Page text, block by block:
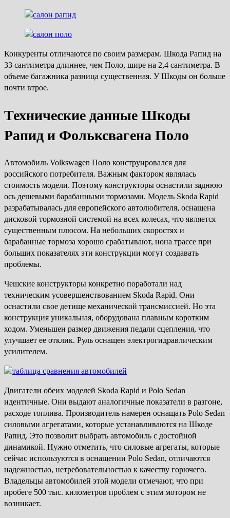
Конкуренты отличаются по своим размерам. Шкода Рапид на
33 сантиметра длиннее, чем Поло, шире на 2,4 сантиметра. В
объеме багажника разница существенная. У Шкоды он больше
почти втрое.
Технические данные Шкоды
Рапид и Фольксвагена Поло
Автомобиль Volkswagen Поло конструировался для
российского потребителя. Важным фактором являлась
стоимость модели. Поэтому конструкторы оснастили заднюю
ось дешевыми барабанными тормозами. Модель Skoda Rapid
разрабатывалась для европейского автолюбителя, оснащена
дисковой тормозной системой на всех колесах, что является
существенным плюсом. На небольших скоростях и
барабанные тормоза хорошо срабатывают, нона трассе при
больших показателях эти конструкции могут создавать
проблемы.
Чешские конструкторы конкретно поработали над
техническим усовершенствованием Skoda Rapid. Они
оснастили свое детище механической трансмиссией. Но эта
конструкция уникальная, оборудована плавным коротким
ходом. Уменьшен размер движения педали сцепления, что
улучшает ее отклик. Руль оснащен электрогидравлическим
усилителем.
Двигатели обеих моделей Skoda Rapid и Polo Sedan
идентичные. Они выдают аналогичные показатели в разгоне,
расходе топлива. Производитель намерен оснащать Polo Sedan
силовыми агрегатами, которые устанавливаются на Шкоде
Рапид. Это позволит выбрать автомобиль с достойной
динамикой. Нужно отметить, что силовые агрегаты, которые
сейчас используются в оснащении Polo Sedan, отличаются
надежностью, нетребовательностью к качеству горючего.
Владельцы автомобилей этой модели отмечают, что при
пробеге 500 тыс. километров проблем с этим мотором не
возникает.